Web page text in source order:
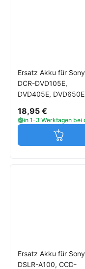
Ersatz Akku für Sony
DCR-DVD105E,
DVD405E,
SR300, SR40E, SR50,
SX30E
18,95 €
in 1-3 Werktagen bei
Jetzt
Ersatz Akku für Sony
DSLR-A100, CCD-